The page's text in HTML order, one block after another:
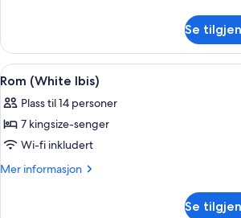
(Dragonfly)
Se
Åpne
alle
bildene
av
Rom
(White
Rom
1
Rom (White Ibis)
Plass til 14 personer
7 kingsize-senger
Wi-fi inkludert
Mer informasjon
Mer
Se